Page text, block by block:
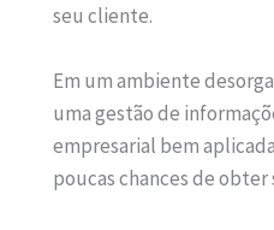
seu cliente.
Em um ambiente
uma gestão de
empresarial bem
poucas chances de obter